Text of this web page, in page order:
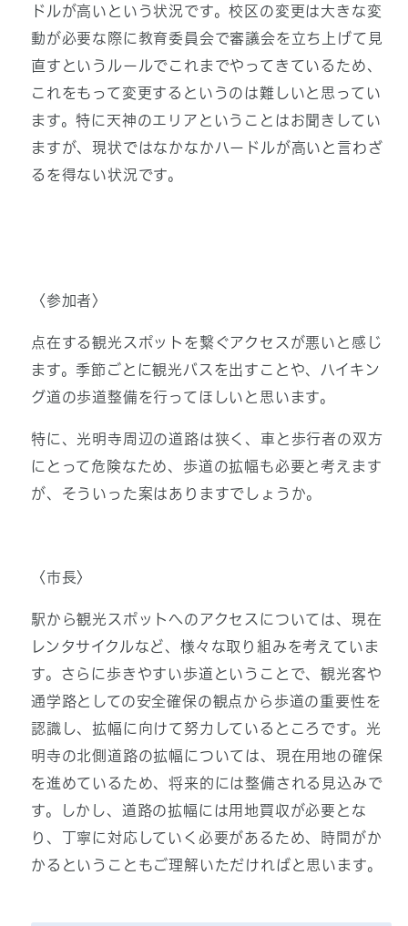
ドルが高いという状況です。校区の変更は大きな変
動が必要な際に教育委員会で審議会を立ち上げて見
直すというルールでこれまでやってきているため、
これをもって変更するというのは難しいと思ってい
ます。特に天神のエリアということはお聞きしてい
ますが、現状ではなかなかハードルが高いと言わざ
るを得ない状況です。
〈参加者〉
点在する観光スポットを繋ぐアクセスが悪いと感じ
ます。季節ごとに観光バスを出すことや、ハイキン
グ道の歩道整備を行ってほしいと思います。
特に、光明寺周辺の道路は狭く、車と歩行者の双方
にとって危険なため、歩道の拡幅も必要と考えます
が、そういった案はありますでしょうか。
〈市長〉
駅から観光スポットへのアクセスについては、現在
レンタサイクルなど、様々な取り組みを考えていま
す。さらに歩きやすい歩道ということで、観光客や
通学路としての安全確保の観点から歩道の重要性を
認識し、拡幅に向けて努力しているところです。光
明寺の北側道路の拡幅については、現在用地の確保
を進めているため、将来的には整備される見込みで
す。しかし、道路の拡幅には用地買収が必要とな
り、丁寧に対応していく必要があるため、時間がか
かるということもご理解いただければと思います。